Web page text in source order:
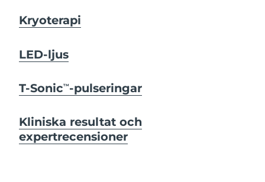
Kryoterapi
LED-ljus
T-SonicTM -pulseringar
Kliniska resultat och
expertrecensioner